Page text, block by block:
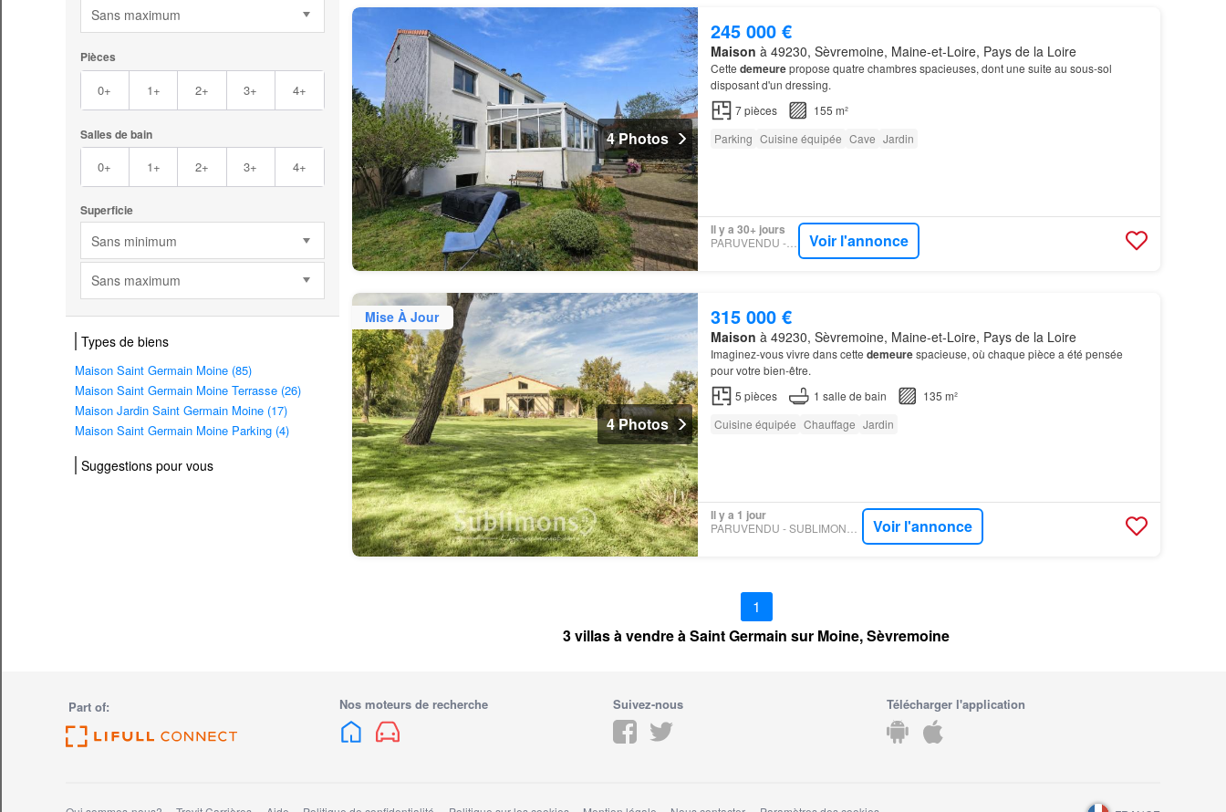
Sans maximum
Pièces
0+ 1+ 2+ 3+ 4+
Salles de bain
0+ 1+ 2+ 3+ 4+
Superficie
Sans minimum
Sans maximum
Types de biens
Maison Saint Germain Moine (85)
Maison Saint Germain Moine Terrasse (26)
Maison Jardin Saint Germain Moine (17)
Maison Saint Germain Moine Parking (4)
Suggestions pour vous
4 Photos
245 000 €
Maison à 49230, Sèvremoine, Maine-et-Loire, Pays de la Loire
Cette demeurepropose quatre chambres spacieuses, dont une suite au sous-sol
disposant d'un dressing.
7pièces
155 m²
Parking Cuisine équipée Cave Jardin
Il y a 30+ jours
PARUVENDU - ZEFIR Voir l'annonce
Mise À Jour
4 Photos
315 000 €
Maison à 49230, Sèvremoine, Maine-et-Loire, Pays de la Loire
Imaginez-vous vivre dans cette demeurespacieuse, où chaque pièce a été pensée
pour votre bien-être.
5 pièces 1 salle de bain
135 m²
Cuisine équipée Chauffage Jardin
Il y a 1 jour
PARUVENDU - SUBLIMONS TRANSACTIONS Voir l'annonce
1
3 villas à vendre à Saint Germain sur Moine, Sèvremoine
Part of: Nos moteurs de recherche Suivez-nous Télécharger l'application